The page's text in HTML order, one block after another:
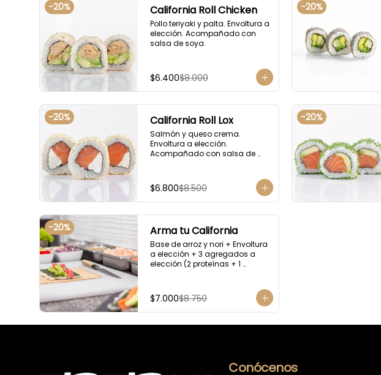
-20% California Roll Chicken
Pollo teriyaki y palta. Envoltura a
elección. Acompañado con
salsa de soya.
$6.400$8.000
-20%
-20% California Roll Lox
Salmón y queso crema.
Envoltura a elección.
Acompañado con salsa de
$6.800$8.500
-20%
-20% Arma tu California
Base de arroz y nori + Envoltura
a elección + 3 agregados a
elección (2 proteínas + 1
$7.000$8.750
Conócenos